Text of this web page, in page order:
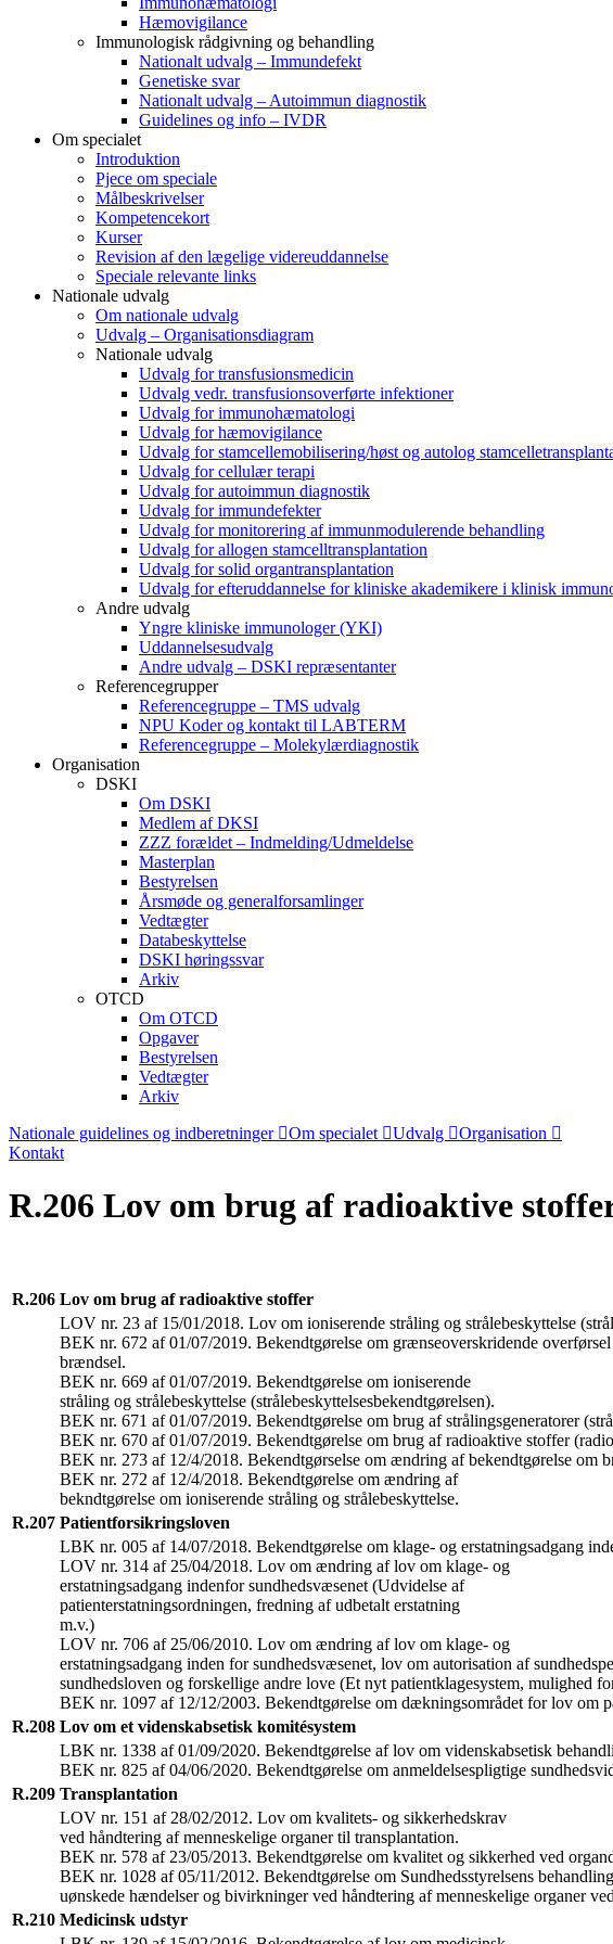
Hæmovigilance
Immunologisk rådgivning og behandling
Nationalt udvalg – Immundefekt
Genetiske svar
Nationalt udvalg – Autoimmun diagnostik
Guidelines og info – IVDR
Om specialet
Introduktion
Pjece om speciale
Målbeskrivelser
Kompetencekort
Kurser
Revision af den lægelige videreuddannelse
Speciale relevante links
Nationale udvalg
Om nationale udvalg
Udvalg – Organisationsdiagram
Nationale udvalg
Udvalg for transfusionsmedicin
Udvalg vedr. transfusionsoverførte infektioner
Udvalg for immunohæmatologi
Udvalg for hæmovigilance
Udvalg for stamcellemobilisering/høst og autolog
Udvalg for cellulær terapi
Udvalg for autoimmun diagnostik
Udvalg for immundefekter
Udvalg for monitorering af immunmodulerende behandling
Udvalg for allogen stamcelltransplantation
Udvalg for solid organtransplantation
Udvalg for efteruddannelse for kliniske akademikere i klinisk
Andre udvalg
Yngre kliniske immunologer (YKI)
Uddannelsesudvalg
Andre udvalg – DSKI repræsentanter
Referencegrupper
Referencegruppe – TMS udvalg
NPU Koder og kontakt til LABTERM
Referencegruppe – Molekylærdiagnostik
Organisation
DSKI
Om DSKI
Medlem af DKSI
ZZZ forældet – Indmelding/Udmeldelse
Masterplan
Bestyrelsen
Årsmøde og generalforsamlinger
Vedtægter
Databeskyttelse
DSKI høringssvar
Arkiv
OTCD
Om OTCD
Opgaver
Bestyrelsen
Vedtægter
Arkiv
Nationale guidelines og indberetninger
Om specialet Udvalg
Organisation
Kontakt
R.206 Lov om brug af radioaktive
R.206 Lov om brug af radioaktive stoffer
LOV nr. 23 af 15/01/2018. Lov om ioniserende stråling og strålebeskyttelse
BEK nr. 672 af 01/07/2019. Bekendtgørelse om grænseoverskridende
brændsel.
BEK nr. 669 af 01/07/2019. Bekendtgørelse om ioniserende
stråling og strålebeskyttelse (strålebeskyttelsesbekendtgørelsen).
BEK nr. 671 af 01/07/2019. Bekendtgørelse om brug af strålingsgeneratorer
BEK nr. 670 af 01/07/2019. Bekendtgørelse om brug af radioaktive stoffer
BEK nr. 273 af 12/4/2018. Bekendtgørselse om ændring af bekendtgørelse om
BEK nr. 272 af 12/4/2018. Bekendtgørelse om ændring af
bekndtgørelse om ioniserende stråling og strålebeskyttelse.
R.207 Patientforsikringsloven
LBK nr. 005 af 14/07/2018. Bekendtgørelse om klage- og erstatningsadgang
LOV nr. 314 af 25/04/2018. Lov om ændring af lov om klage- og
erstatningsadgang indenfor sundhedsvæsenet (Udvidelse af
patienterstatningsordningen, fredning af udbetalt erstatning
m.v.)
LOV nr. 706 af 25/06/2010. Lov om ændring af lov om klage- og
erstatningsadgang inden for sundhedsvæsenet, lov om autorisation af
sundhedsloven og forskellige andre love (Et nyt patientklagesystem, mulighed
BEK nr. 1097 af 12/12/2003. Bekendtgørelse om dækningsområdet for lov om
R.208 Lov om et videnskabsetisk komitésystem
LBK nr. 1338 af 01/09/2020. Bekendtgørelse af lov om videnskabsetisk
BEK nr. 825 af 04/06/2020. Bekendtgørelse om anmeldelsespligtige
R.209 Transplantation
LOV nr. 151 af 28/02/2012. Lov om kvalitets- og sikkerhedskrav
ved håndtering af menneskelige organer til transplantation.
BEK nr. 578 af 23/05/2013. Bekendtgørelse om kvalitet og sikkerhed ved
BEK nr. 1028 af 05/11/2012. Bekendtgørelse om Sundhedsstyrelsens
uønskede hændelser og bivirkninger ved håndtering af menneskelige organer
R.210 Medicinsk udstyr